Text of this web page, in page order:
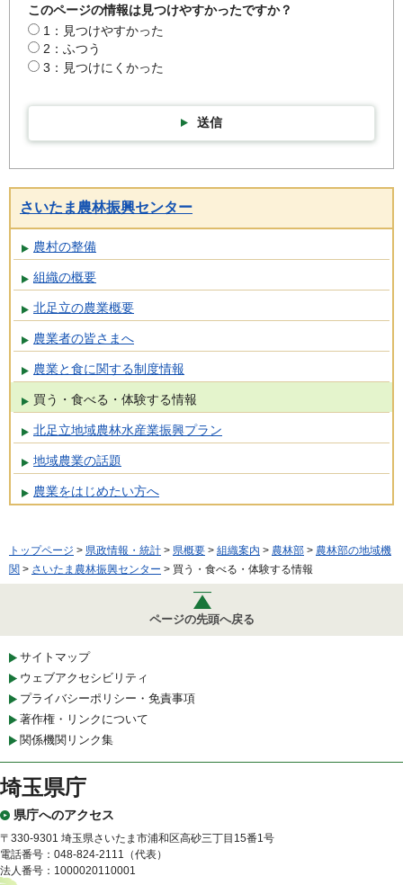
このページの情報は見つけやすかったですか？
1：見つけやすかった
2：ふつう
3：見つけにくかった
送信
さいたま農林振興センター
農村の整備
組織の概要
北足立の農業概要
農業者の皆さまへ
農業と食に関する制度情報
買う・食べる・体験する情報
北足立地域農林水産業振興プラン
地域農業の話題
農業をはじめたい方へ
トップページ > 県政情報・統計 > 県概要 > 組織案内 > 農林部 > 農林部の地域機
関 > さいたま農林振興センター > 買う・食べる・体験する情報
ページの先頭へ戻る
サイトマップ
ウェブアクセシビリティ
プライバシーポリシー・免責事項
著作権・リンクについて
関係機関リンク集
埼玉県庁
県庁へのアクセス
〒330-9301 埼玉県さいたま市浦和区高砂三丁目15番1号
電話番号：048-824-2111（代表）
法人番号：1000020110001